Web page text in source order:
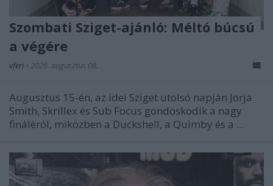
Szombati Sziget-ajánló: Méltó búcsú
a végére
vferi • 2026. augusztus 08.
Augusztus 15-én, az idei Sziget utolsó napján Jorja
Smith, Skrillex és Sub Focus gondoskodik a nagy
fináléról, miközben a Duckshell, a Quimby és a ...